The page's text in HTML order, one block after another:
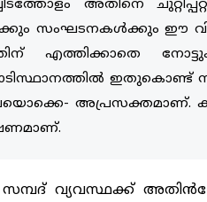
അതിനെ
സംഘടനകള്‍ക്കും ഈ
എത്തിക്കാതെ
ഇതുകൊണ്ട്
അപ്രസക്തമാണ്.
വ്യവസ്ഥക്ക്